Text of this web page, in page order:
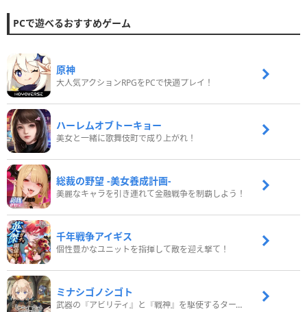
PCで遊べるおすすめゲーム
原神
大人気アクションRPGをPCで快適プレイ！
ハーレムオブトーキョー
美女と一緒に歌舞伎町で成り上がれ！
総裁の野望 -美女養成計画-
美麗なキャラを引き連れて金融戦争を制覇しよう！
千年戦争アイギス
個性豊かなユニットを指揮して敵を迎え撃て！
ミナシゴノシゴト
武器の『アビリティ』と『戦神』を駆使するターン制コマンドバトルRPG！